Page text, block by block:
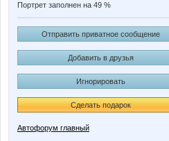
Портрет заполнен на 49 %
Отправить приватное сообщение
Добавить в друзья
Игнорировать
Сделать подарок
Автофорум главный